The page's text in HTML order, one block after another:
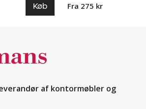
Køb Fra 275 kr
af kontormøbler og